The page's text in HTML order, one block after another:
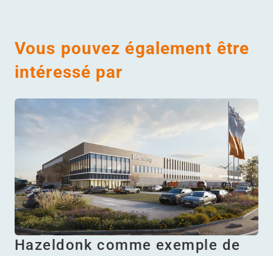
Vous pouvez également être
intéressé par
Hazeldonk comme exemple de